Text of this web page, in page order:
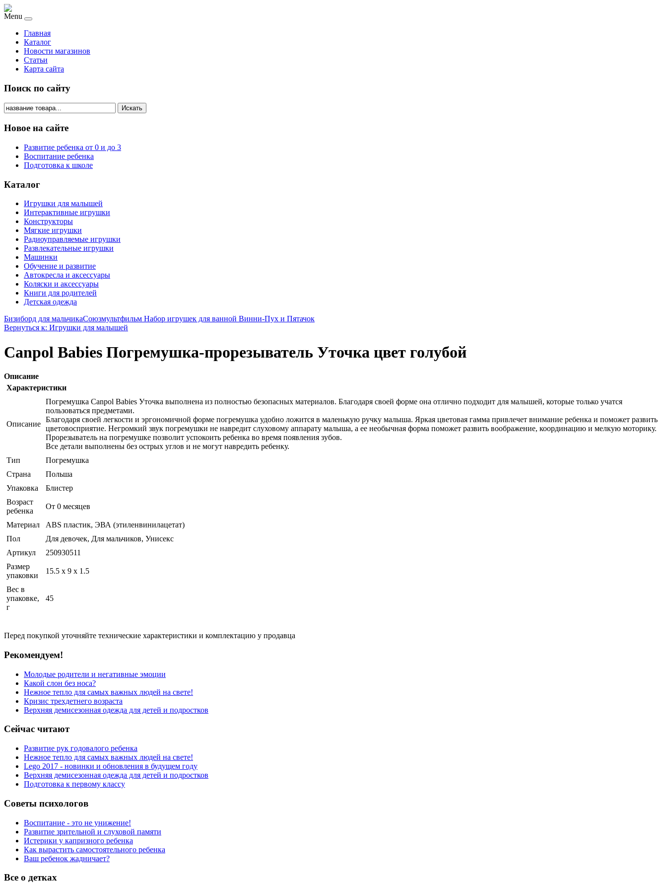
Menu
Главная
Каталог
Новости магазинов
Статьи
Карта сайта
Поиск по сайту
Искать
Новое на сайте
Развитие ребенка от 0 и до 3
Воспитание ребенка
Подготовка к школе
Каталог
Игрушки для малышей
Интерактивные игрушки
Конструкторы
Мягкие игрушки
Радиоуправляемые игрушки
Развлекательные игрушки
Машинки
Обучение и развитие
Автокресла и аксессуары
Коляски и аксессуары
Книги для родителей
Детская одежда
Бизиборд для мальчикаСоюзмультфильм Набор игрушек для ванной Винни-Пух и Пятачок
Вернуться к: Игрушки для малышей
Canpol Babies Погремушка-прорезыватель Уточка цвет голубой
Описание
Характеристики
Описание
Погремушка Canpol Babies Уточка выполнена из полностью безопасных материалов. Благодаря своей форме она отлично подходит для малышей, которые только учатся
пользоваться предметами.
Благодаря своей легкости и эргономичной форме погремушка удобно ложится в маленькую ручку малыша. Яркая цветовая гамма привлечет внимание ребенка и поможет развить
цветовосприятие. Негромкий звук погремушки не навредит слуховому аппарату малыша, а ее необычная форма поможет развить воображение, координацию и мелкую моторику.
Прорезыватель на погремушке позволит успокоить ребенка во время появления зубов.
Все детали выполнены без острых углов и не могут навредить ребенку.
Тип
Погремушка
Страна
Польша
Упаковка
Блистер
Возраст
ребенка
От 0 месяцев
Материал
ABS пластик, ЭВА (этиленвинилацетат)
Пол
Для девочек, Для мальчиков, Унисекс
Артикул
250930511
Размер
упаковки
15.5 x 9 x 1.5
Вес в
упаковке,
г
45
Перед покупкой уточняйте технические характеристики и комплектацию у продавца
Рекомендуем!
Молодые родители и негативные эмоции
Какой слон без носа?
Нежное тепло для самых важных людей на свете!
Кризис трехдетнего возраста
Верхняя демисезонная одежда для детей и подростков
Сейчас читают
Развитие рук годовалого ребенка
Нежное тепло для самых важных людей на свете!
Lego 2017 - новинки и обновления в будущем году
Верхняя демисезонная одежда для детей и подростков
Подготовка к первому классу
Советы психологов
Воспитание - это не унижение!
Развитие зрительной и слуховой памяти
Истерики у капризного ребенка
Как вырастить самостоятельного ребенка
Ваш ребенок жадничает?
Все о детках